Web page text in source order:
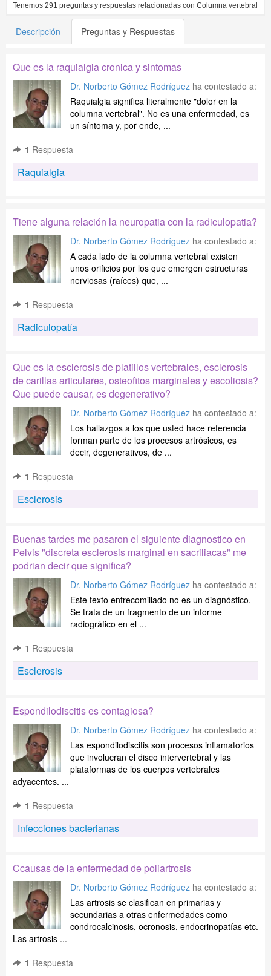
Tenemos 291 preguntas y respuestas relacionadas con Columna vertebral
Descripción Preguntas y Respuestas
Que es la raquialgia cronica y sintomas
Dr. Norberto Gómez Rodríguez ha contestado a:
Raquialgia significa literalmente "dolor en la
columna vertebral". No es una enfermedad, es
un síntoma y, por ende, ...
1 Respuesta
Raquialgia
Tiene alguna relación la neuropatia con la radiculopatia?
Dr. Norberto Gómez Rodríguez ha contestado a:
A cada lado de la columna vertebral existen
unos orificios por los que emergen estructuras
nerviosas (raíces) que, ...
1 Respuesta
Radiculopatía
Que es la esclerosis de platillos vertebrales, esclerosis
de carillas articulares, osteofitos marginales y escoliosis?
Que puede causar, es degenerativo?
Dr. Norberto Gómez Rodríguez ha contestado a:
Los hallazgos a los que usted hace referencia
forman parte de los procesos artrósicos, es
decir, degenerativos, de ...
1 Respuesta
Esclerosis
Buenas tardes me pasaron el siguiente diagnostico en
Pelvis "discreta esclerosis marginal en sacriliacas" me
podrian decir que significa?
Dr. Norberto Gómez Rodríguez ha contestado a:
Este texto entrecomillado no es un diagnóstico.
Se trata de un fragmento de un informe
radiográfico en el ...
1 Respuesta
Esclerosis
Espondilodiscitis es contagiosa?
Dr. Norberto Gómez Rodríguez ha contestado a:
Las espondilodiscitis son procesos inflamatorios
que involucran el disco intervertebral y las
plataformas de los cuerpos vertebrales
adyacentes. ...
1 Respuesta
Infecciones bacterianas
Ccausas de la enfermedad de poliartrosis
Dr. Norberto Gómez Rodríguez ha contestado a:
Las artrosis se clasifican en primarias y
secundarias a otras enfermedades como
condrocalcinosis, ocronosis, endocrinopatías etc.
Las artrosis ...
1 Respuesta